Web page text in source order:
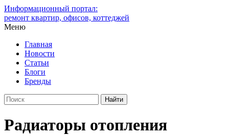
Информационный портал:
ремонт квартир, офисов, коттеджей
Меню
Главная
Новости
Статьи
Блоги
Бренды
Радиаторы отопления